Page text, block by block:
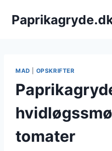
MAD OPSKRIFTER
tomater